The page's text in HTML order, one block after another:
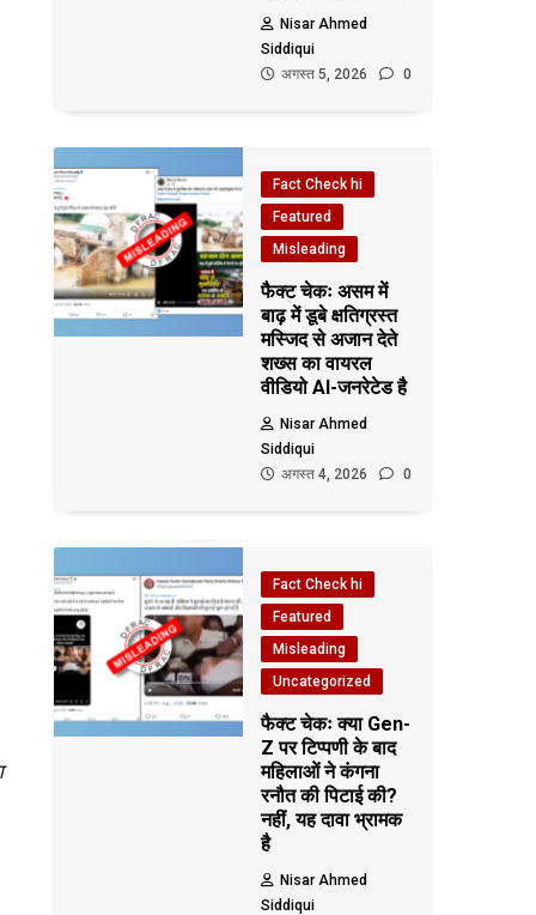
Nisar Ahmed
Siddiqui
अगस्त 5, 2026
0
Fact Check hi
Featured
Misleading
फैक्ट चेकः असम में
बाढ़ में डूबे क्षतिग्रस्त
मस्जिद से अजान देते
शख्स का वायरल
वीडियो AI-जनरेटेड है
Nisar Ahmed
Siddiqui
अगस्त 4, 2026
0
Fact Check hi
Featured
Misleading
Uncategorized
फैक्ट चेकः क्या Gen-
Z पर टिप्पणी के बाद
महिलाओं ने कंगना
रनौत की पिटाई की?
नहीं, यह दावा भ्रामक
है
Nisar Ahmed
Siddiqui